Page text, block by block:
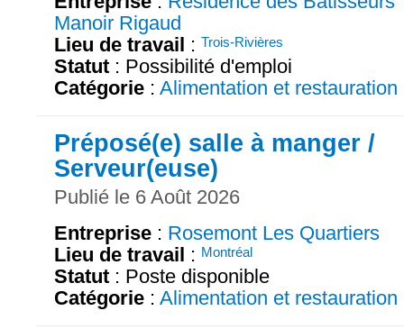
Manoir Rigaud
Lieu de travail : Trois-Rivières
Statut : Possibilité d'emploi
Catégorie : Alimentation et restauration
Préposé(e) salle à manger /
Serveur(euse)
Publié le 6 Août 2026
Entreprise : Rosemont Les Quartiers
Lieu de travail : Montréal
Statut : Poste disponible
Catégorie : Alimentation et restauration